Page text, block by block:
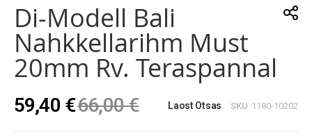
beginning
of
the
images
gallery
Di-Modell Bali
Nahkkellarihm Must
20mm Rv. Teraspannal
59,40 €66,00 € Laost Otsas SKU 1180-10202